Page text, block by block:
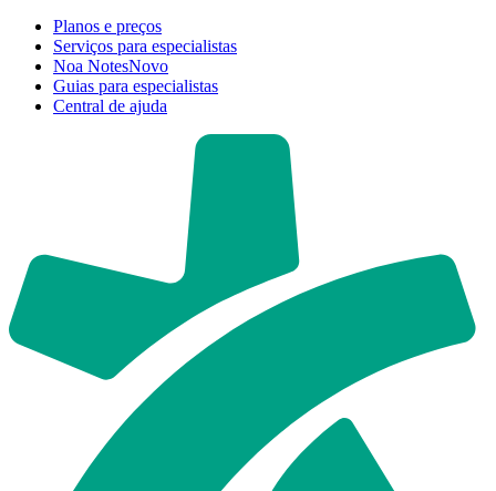
Planos e preços
Serviços para especialistas
Noa NotesNovo
Guias para especialistas
Central de ajuda